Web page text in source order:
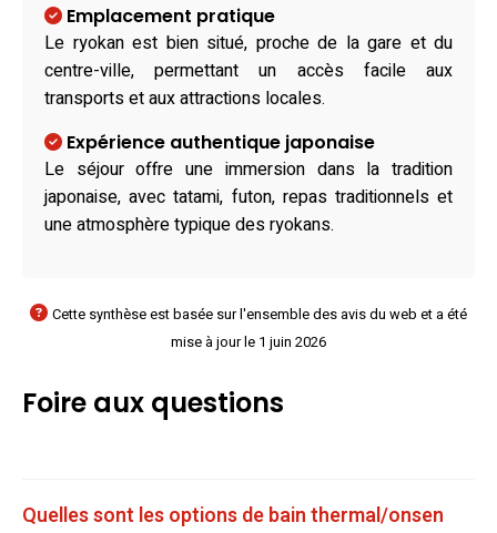
Emplacement pratique
Le ryokan est bien situé, proche de la gare et du
centre-ville, permettant un accès facile aux
transports et aux attractions locales.
Expérience authentique japonaise
Le séjour offre une immersion dans la tradition
japonaise, avec tatami, futon, repas traditionnels et
une atmosphère typique des ryokans.
Cette synthèse est basée sur l'ensemble des avis du web et a été
mise à jour le 1 juin 2026
Foire aux questions
Quelles sont les options de bain thermal/onsen